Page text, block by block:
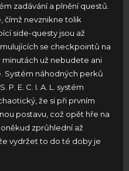
zadávání a plnění questů.
čímž nevznikne tolik
side-questy jsou až
se checkpointů na
už nebudete ani
Systém náhodných perků
E. C. I. A. L. systém
že si při prvním
postavu, což opět hře na
zprůhlední až
vydržet to do té doby je